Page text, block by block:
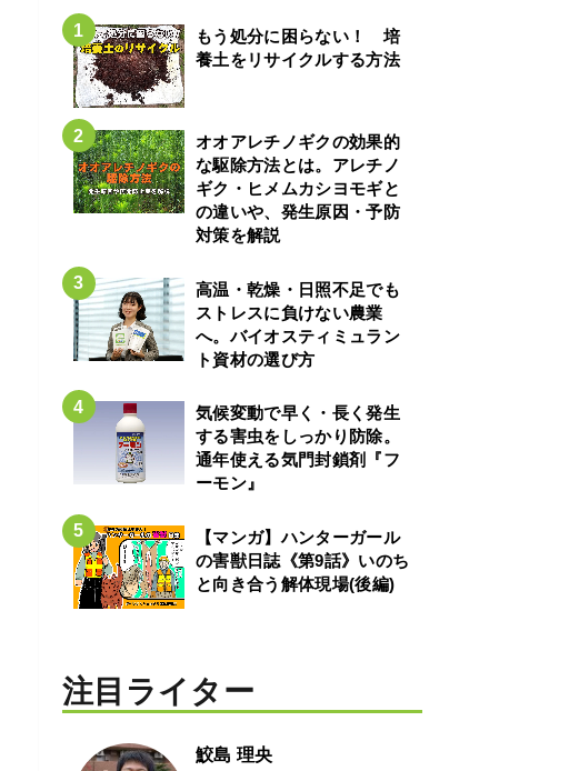
もう処分に困らない！ 培
養土をリサイクルする方法
オオアレチノギクの効果的
な駆除方法とは。アレチノ
ギク・ヒメムカシヨモギと
の違いや、発生原因・予防
対策を解説
高温・乾燥・日照不足でも
ストレスに負けない農業
へ。バイオスティミュラン
ト資材の選び方
気候変動で早く・長く発生
する害虫をしっかり防除。
通年使える気門封鎖剤『フ
ーモン』
【マンガ】ハンターガール
の害獣日誌《第9話》いのち
と向き合う解体現場(後編)
注目ライター
鮫島 理央